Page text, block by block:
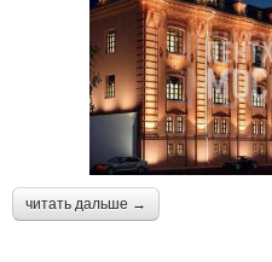
читать дальше →